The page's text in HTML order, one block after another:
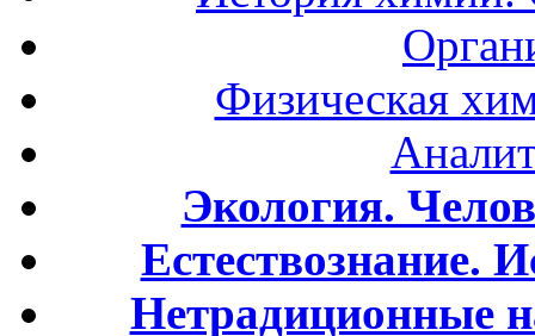
Физическая
Экология.
Естествознание.
Нетрадиционные